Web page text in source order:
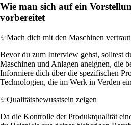
Wie man sich auf ein
vorbereitet
✨Mach dich mit den Maschinen vertraut
Bevor du zum Interview gehst, solltest
Maschinen und Anlagen aneignen, die
Informiere dich über die spezifischen
Technologien, die im Werk in Verden
✨Qualitätsbewusstsein zeigen
Da die Kontrolle der Produktqualität